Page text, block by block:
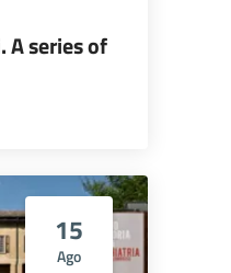
A series of
15
Ago